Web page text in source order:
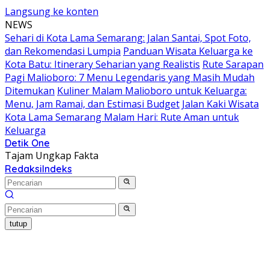
Langsung ke konten
NEWS
Sehari di Kota Lama Semarang: Jalan Santai, Spot Foto,
dan Rekomendasi Lumpia Panduan Wisata Keluarga ke
Kota Batu: Itinerary Seharian yang Realistis Rute Sarapan
Pagi Malioboro: 7 Menu Legendaris yang Masih Mudah
Ditemukan Kuliner Malam Malioboro untuk Keluarga:
Menu, Jam Ramai, dan Estimasi Budget Jalan Kaki Wisata
Kota Lama Semarang Malam Hari: Rute Aman untuk
Keluarga
Detik One
Tajam Ungkap Fakta
RedaksiIndeks
tutup